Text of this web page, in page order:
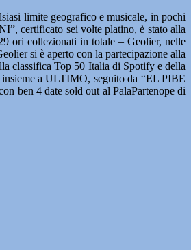
limite geografico e musicale, in pochi
certificato sei volte platino, è stato alla
ori collezionati in totale – Geolier, nelle
si è aperto con la partecipazione alla
classifica Top 50 Italia di Spotify e della
a ULTIMO, seguito da “EL PIBE
ben 4 date sold out al PalaPartenope di